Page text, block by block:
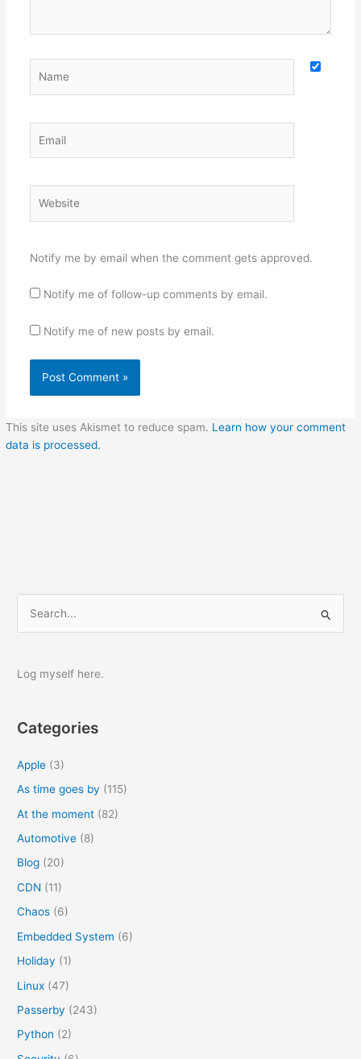
Notify me by email when the comment gets approved.
Notify me of follow-up comments by email.
Notify me of new posts by email.
This site uses Akismet to reduce spam. Learn how your comment
data is processed.
r
f
Log myself here.
Categories
Apple (3)
As time goes by (115)
At the moment (82)
Automotive (8)
Blog (20)
CDN (11)
Chaos (6)
Embedded System (6)
Holiday (1)
Linux (47)
Passerby (243)
Python (2)